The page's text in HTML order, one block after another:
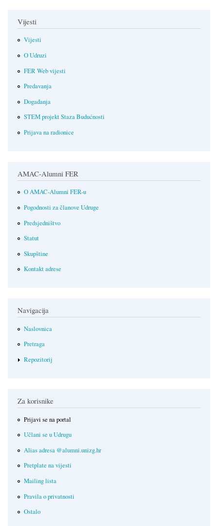
Vijesti
Vijesti
O Udruzi
FER Web vijesti
Predavanja
Događanja
STEM projekt Staza Budućnosti
Prijava na radionice
AMAC-Alumni FER
O AMAC-Alumni FER-u
Pogodnosti za članove Udruge
Predsjedništvo
Statut
Skupštine
Kontakt adrese
Navigacija
Naslovnica
Pretraga
Repozitorij
Za korisnike
Prijavi se na portal
Učlani se u Udrugu
Alias adresa @alumni.unizg.hr
Pretplate na vijesti
Mailing lista
Pravila o privatnosti
Ostalo